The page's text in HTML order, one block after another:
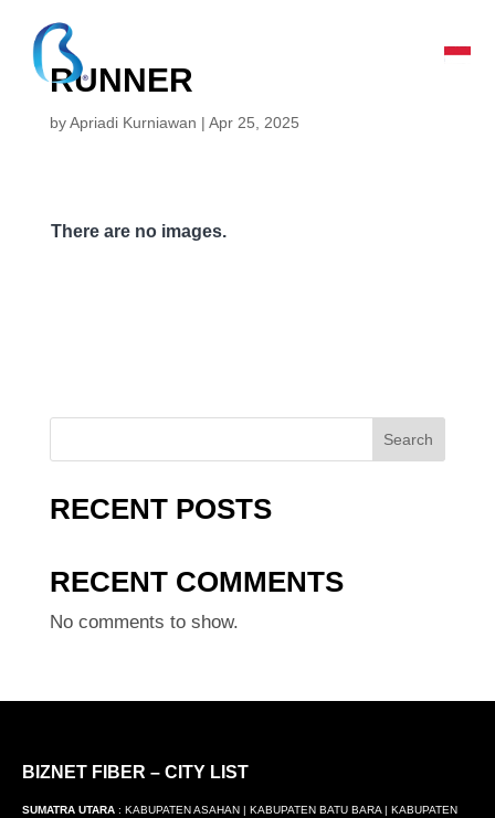
RUNNER
byApriadi Kurniawan | Apr 25, 2025
There are no images.
Search
RECENT POSTS
RECENT COMMENTS
No comments to show.
BIZNET FIBER – CITY LIST
SUMATRA UTARA : KABUPATEN ASAHAN | KABUPATEN BATU BARA | KABUPATEN